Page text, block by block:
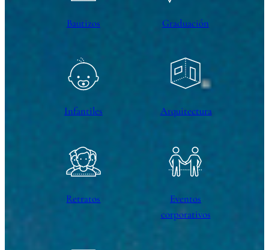
Bautizos Graduación
Infantiles Arquitectura
Retratos
Eventos
corporativos